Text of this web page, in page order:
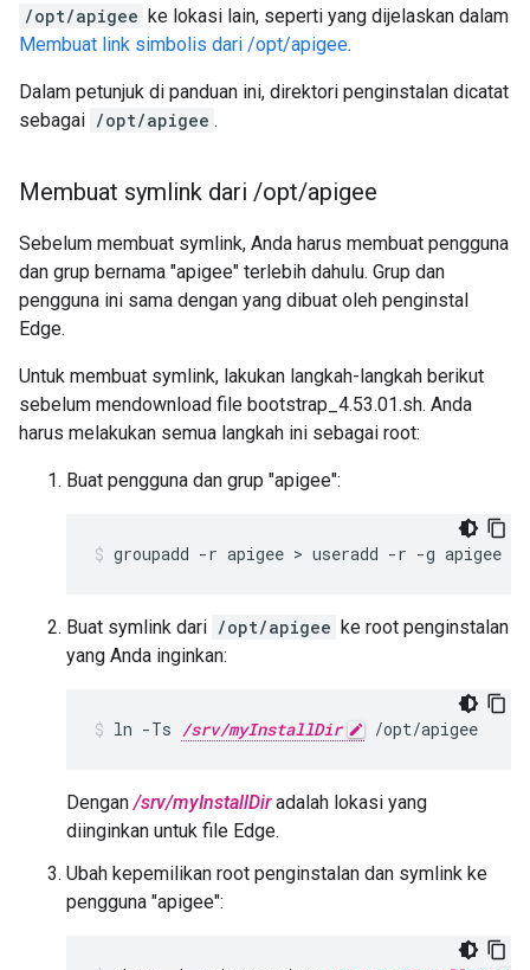
/opt/apigee ke lokasi lain, seperti yang dijelaskan dalam
Membuat link simbolis dari /opt/apigee.
Dalam petunjuk di panduan ini, direktori penginstalan dicatat
sebagai /opt/apigee .
Membuat symlink dari /opt/apigee
Sebelum membuat symlink, Anda harus membuat pengguna
dan grup bernama "apigee" terlebih dahulu. Grup dan
pengguna ini sama dengan yang dibuat oleh penginstal
Edge.
Untuk membuat symlink, lakukan langkah-langkah berikut
sebelum mendownload file bootstrap_4.53.01.sh. Anda
harus melakukan semua langkah ini sebagai root:
Buat pengguna dan grup "apigee":
groupadd -r apigee > useradd -r -g apigee
Buat symlink dari /opt/apigee ke root penginstalan
yang Anda inginkan:
ln -Ts /srv/myInstallDir /opt/apigee
Dengan/srv/myInstallDiradalah lokasi yang
diinginkan untuk file Edge.
Ubah kepemilikan root penginstalan dan symlink ke
pengguna "apigee":